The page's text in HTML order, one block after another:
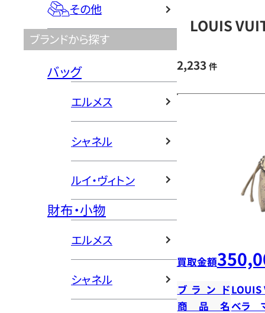
その他
ブランドから探す
バッグ
エルメス
シャネル
ルイ・ヴィトン
財布・小物
エルメス
シャネル
LOUIS
2,233 件
買取金額
ブランドLOUIS
商品名ベラ